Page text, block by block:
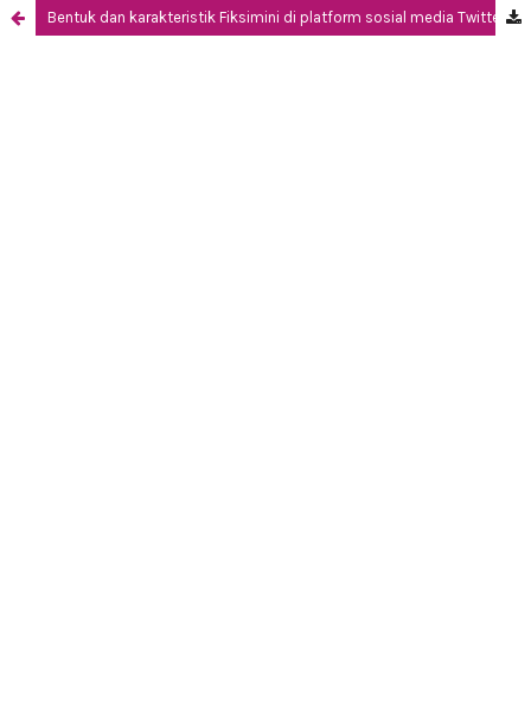
Bentuk dan karakteristik Fiksimini di platform sosial media Twitter dan Instagram